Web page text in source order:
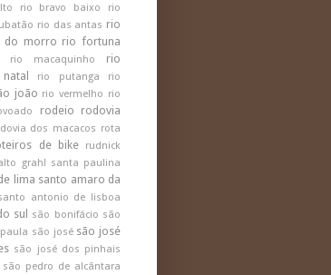
rio bravo baixo
rio
rio das antas rio
do morro rio fortuna
rio macaquinho
rio
rio putanga
rio
joão rio vermelho rio
rodeio rodovia
dos macacos rota
de bike
rudnick
grahl santa paulina
lima santo amaro da
antonio de lisboa
sul são bonifácio são
são josé são josé
são josé dos pinhais
são pedro de alcântara